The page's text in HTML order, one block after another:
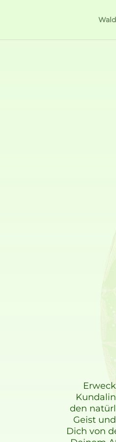
den
Geist
Dich von